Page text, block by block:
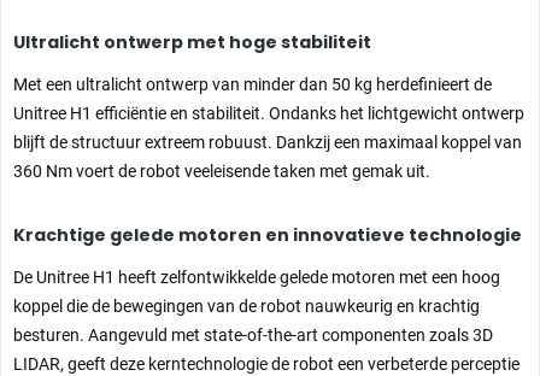
Ultralicht ontwerp met hoge stabiliteit
Met een ultralicht ontwerp van minder dan 50 kg herdefinieert de
Unitree H1 efficiëntie en stabiliteit. Ondanks het lichtgewicht ontwerp
blijft de structuur extreem robuust. Dankzij een maximaal koppel van
360 Nm voert de robot veeleisende taken met gemak uit.
Krachtige gelede motoren en innovatieve technologie
De Unitree H1 heeft zelfontwikkelde gelede motoren met een hoog
koppel die de bewegingen van de robot nauwkeurig en krachtig
besturen. Aangevuld met state-of-the-art componenten zoals 3D
LIDAR, geeft deze kerntechnologie de robot een verbeterde perceptie